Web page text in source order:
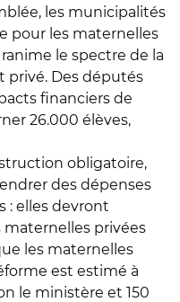
les municipalités
pour les maternelles
le spectre de la
privé. Des députés
financiers de
26.000 élèves,
obligatoire,
des dépenses
: elles devront
privées
les maternelles
est estimé à
le ministère et 150